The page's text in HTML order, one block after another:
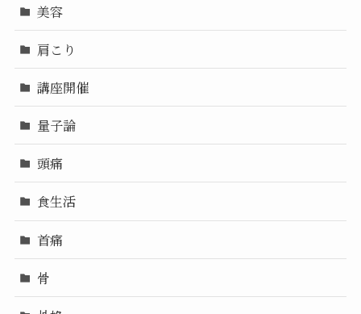
美容
肩こり
講座開催
量子論
頭痛
食生活
首痛
骨